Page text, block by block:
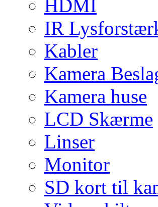
HDMI
IR
Kabler
Kamera
Kamera huse
LCD Skærme
Linser
Monitor
SD kort til